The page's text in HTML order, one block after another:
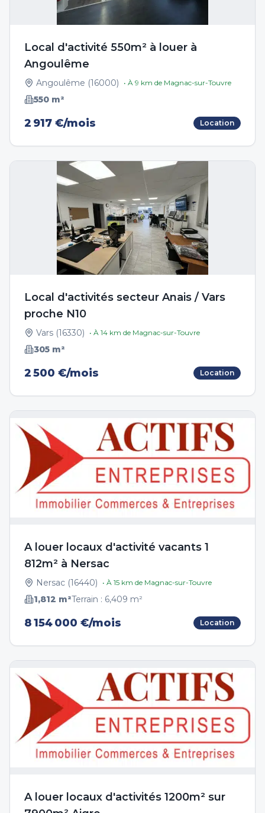
Local d'activité 550m² à louer à
Angoulême
Angoulême (16000) • À 9 km de Magnac-sur-Touvre
550 m²
2 917 €/mois Location
Local d'activités secteur Anais / Vars
proche N10
Vars (16330) • À 14 km de Magnac-sur-Touvre
305 m²
2 500 €/mois Location
A louer locaux d'activité vacants 1
812m² à Nersac
Nersac (16440) • À 15 km de Magnac-sur-Touvre
1,812 m²Terrain : 6,409 m²
8 154 000 €/mois Location
A louer locaux d'activités 1200m² sur